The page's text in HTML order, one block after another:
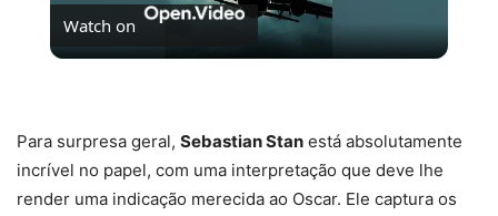
Video
Watch on
Para surpresa geral, Sebastian Stan está absolutamente
incrível no papel, com uma interpretação que deve lhe
render uma indicação merecida ao Oscar. Ele captura os